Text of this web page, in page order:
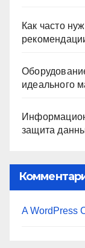
Как часто
идеального
защита
A WordPress